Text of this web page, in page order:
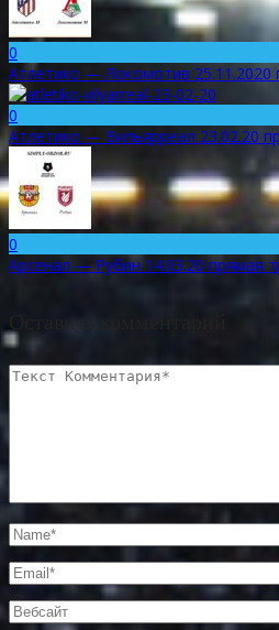
0
Атлетико — Локомотив 25.11.2020
0
Атлетико — Вильярреал 23.02.20
0
Арсенал — Рубин 14.03.20 прямая
Оставить комментарий